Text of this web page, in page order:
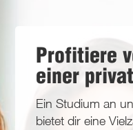
Profitiere
einer
Ein Studium an
bietet dir eine